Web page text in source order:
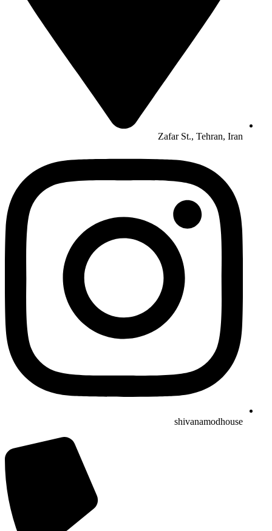
Zafar St., Tehran, Iran
shivanamodhouse